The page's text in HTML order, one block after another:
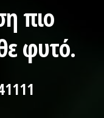
πιο
φυτό.